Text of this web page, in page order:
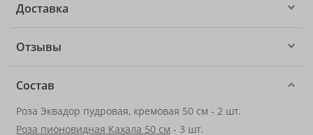
Доставка
Отзывы
Состав
Роза Эквадор пудровая, кремовая 50 см - 2 шт.
Роза пионовидная Кахала 50 см - 3 шт.